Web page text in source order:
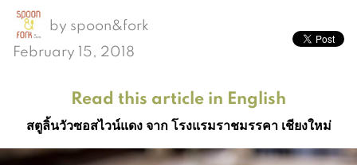
by spoon&fork
February 15, 2018
Read this article in English
สตูลิ้นวัวซอสไวน์แดง จาก โรงแรมราชมรรคา เชียงใหม่